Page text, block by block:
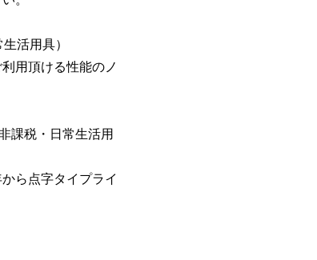
活用具）
用頂ける性能のノ
課税・日常生活用
ら点字タイプライ